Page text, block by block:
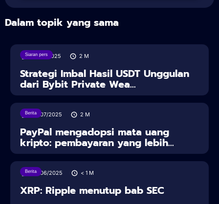
Dalam topik yang sama
Siaran pers
18/08/2025 2 M
Strategi Imbal Hasil USDT Unggulan
dari Bybit Private Wea...
Berita
30/07/2025 2 M
PayPal mengadopsi mata uang
kripto: pembayaran yang lebih...
Berita
28/06/2025 < 1 M
XRP: Ripple menutup bab SEC